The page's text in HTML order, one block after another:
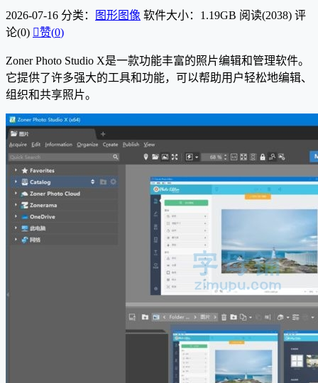
2026-07-16 分类： 图形图像 软件大小：1.19GB 阅读(2038) 评
论(0) 赞(0)
Zoner Photo Studio X是一款功能丰富的照片编辑和管理软件。
它提供了许多强大的工具和功能，可以帮助用户轻松地编辑、
组织和共享照片。